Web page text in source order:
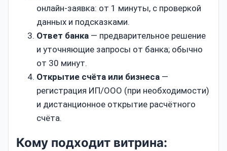
онлайн‑заявка: от 1 минуты, с проверкой
данных и подсказками.
Ответ банка — предварительное решение
и уточняющие запросы от банка; обычно
от 30 минут.
Открытие счёта или бизнеса —
регистрация ИП/ООО (при необходимости)
и дистанционное открытие расчётного
счёта.
Кому подходит витрина: